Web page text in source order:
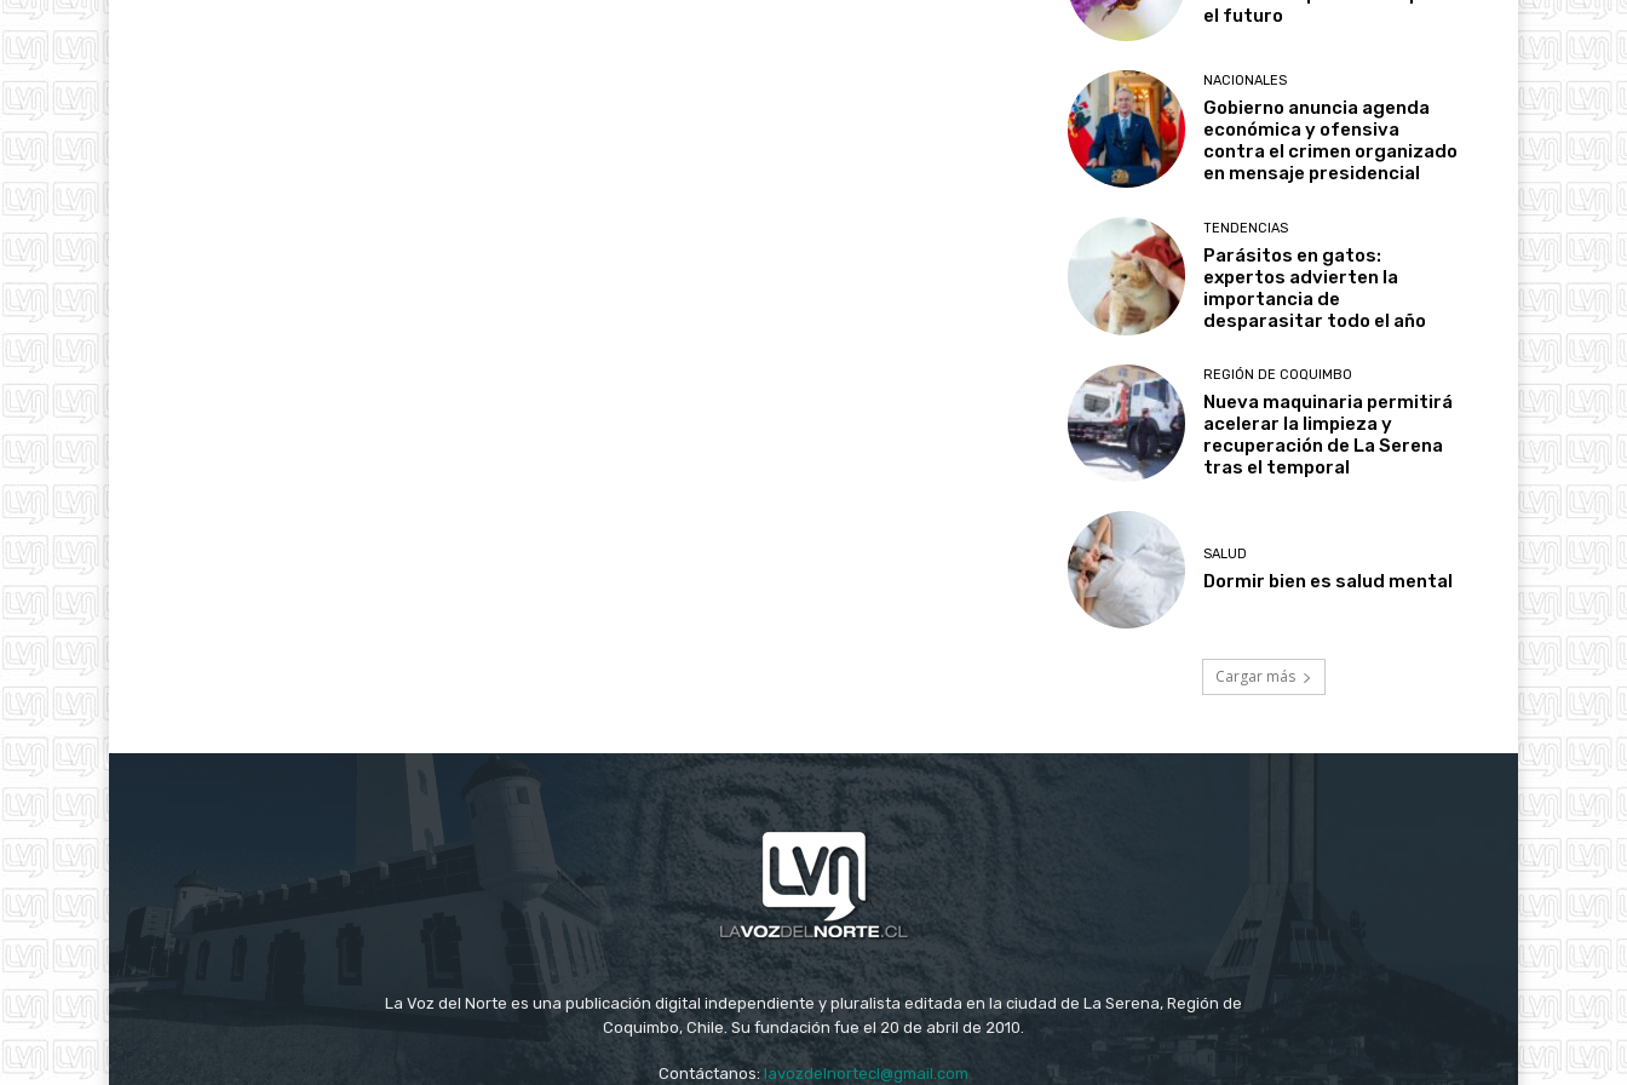
el futuro
NACIONALES
Gobierno anuncia agenda
económica y ofensiva
contra el crimen organizado
en mensaje presidencial
TENDENCIAS
Parásitos en gatos:
expertos advierten la
importancia de
desparasitar todo el año
REGIÓN DE COQUIMBO
Nueva maquinaria permitirá
acelerar la limpieza y
recuperación de La Serena
tras el temporal
SALUD
Dormir bien es salud mental
Cargar más
La Voz del Norte es una publicación digital independiente y pluralista editada en la ciudad de La Serena, Región de
Coquimbo, Chile. Su fundación fue el 20 de abril de 2010.
Contáctanos: lavozdelnortecl@gmail.com